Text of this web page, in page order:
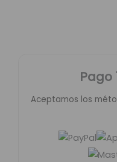
Pago
Aceptamos los